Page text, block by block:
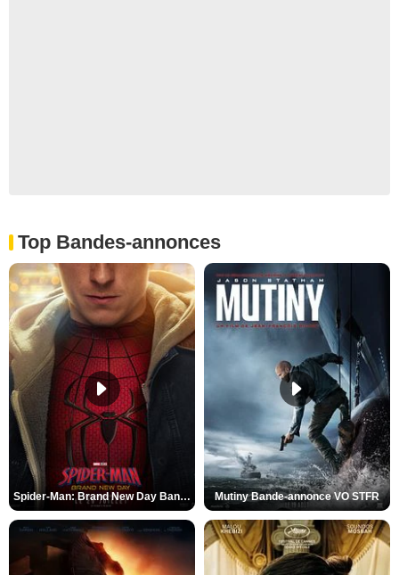
Top Bandes-annonces
Spider-Man: Brand New Day Bande-annonce VO STFR Mutiny Bande-annonce VO STFR